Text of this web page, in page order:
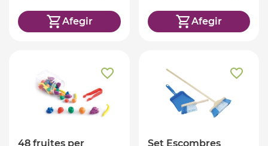
Afegir Afegir
48 fruites per
Set Escombres